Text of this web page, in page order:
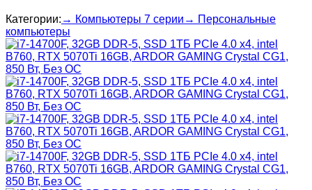
Категории: → Компьютеры 7 серии → Персональные
компьютеры